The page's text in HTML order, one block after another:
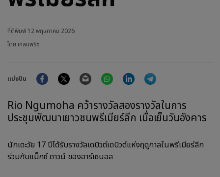
ที่ตีพิมพ์ 12 พฤษภาคม 2026
โดย เกลนพริซ
แบ่งปัน
FacebookTwitter Email WhatsAppLinkedIn
Rio Ngumoha คว้ารางวัลสองรางวัลในการ
ประชุมพัฒนาเยาวชนพรีเมียร์ลีก เมื่อเย็นวันอังคาร
นักเตะวัย 17 ปีได้รับรางวัลเดบิวต์เดบิวต์แห่งฤดูกาลในพรีเมียร์ลีก
ร่วมกับแม็กซ์ ดาวน์ ของอาร์เซนอล